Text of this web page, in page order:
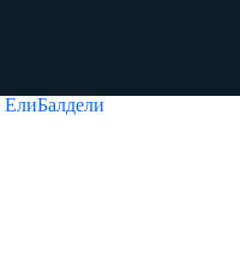
ЕлиБалдели